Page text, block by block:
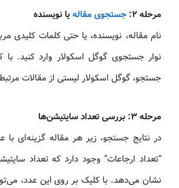
مرحله ۲: جستجوی مقالهیا نویسنده
نام مقاله، نویسنده، یا حتی کلمات کلیدی
نوار جستجوی گوگل اسکولار وارد کنید.
جستجو، گوگل اسکولار لیستی از مقالات
مرحله ۳: بررسی تعداد سایتیشن‌ها
“تعداد ارجاعات” وجود دارد که تعداد
نشان می‌دهد. با کلیک بر روی این عدد،